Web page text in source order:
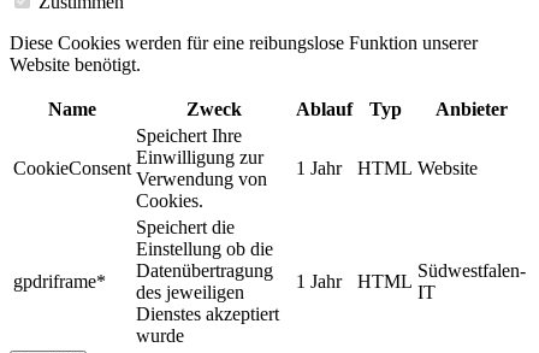
Diese Cookies werden für eine reibungslose Funktion unserer
Website benötigt.
Name Zweck Ablauf Typ Anbieter
CookieConsent
Speichert Ihre
Einwilligung zur
Verwendung von
Cookies.
1 Jahr HTML Website
gpdriframe*
Speichert die
Einstellung ob die
Datenübertragung
des jeweiligen
Dienstes akzeptiert
wurde
1 Jahr HTML
Südwestfalen-
IT